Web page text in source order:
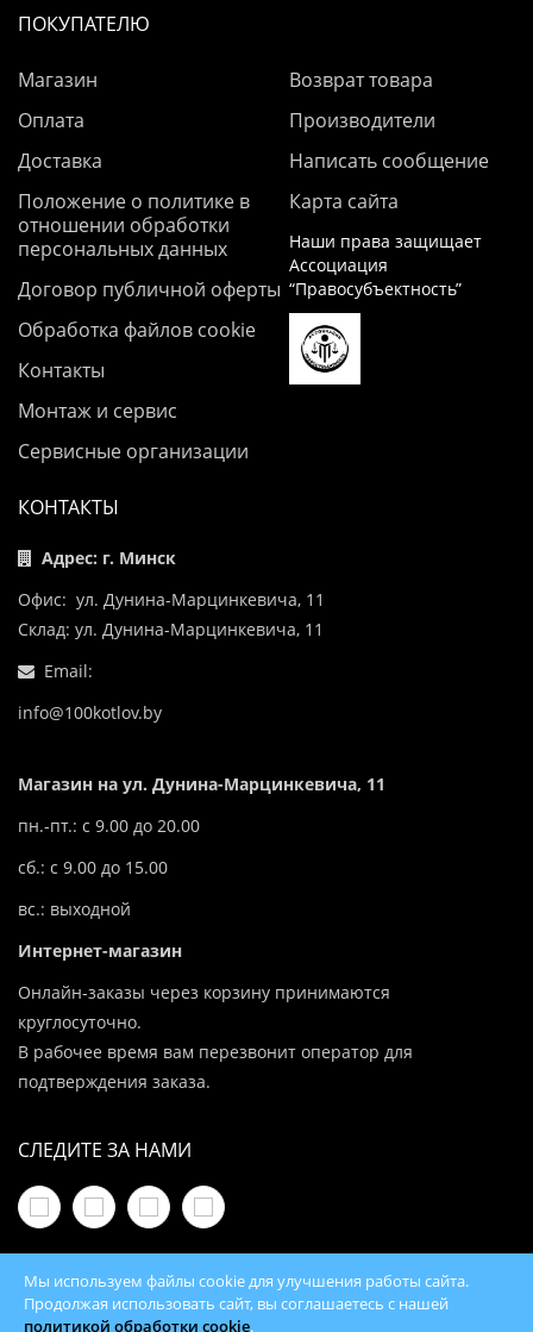
ПОКУПАТЕЛЮ
Магазин
Оплата
Доставка
Положение о политике в
отношении обработки
персональных данных
Договор публичной оферты
Обработка файлов cookie
Контакты
Монтаж и сервис
Сервисные организации
Возврат товара
Производители
Написать сообщение
Карта сайта
Наши права защищает
Ассоциация
“Правосубъектность”
КОНТАКТЫ
Адрес: г. Минск
Офис: ул. Дунина-Марцинкевича, 11
Склад: ул. Дунина-Марцинкевича, 11
Email:
info@100kotlov.by
Магазин на ул. Дунина-Марцинкевича, 11
пн.-пт.: с 9.00 до 20.00
сб.: с 9.00 до 15.00
вс.: выходной
Интернет-магазин
Онлайн-заказы через корзину принимаются
круглосуточно.
В рабочее время вам перезвонит оператор для
подтверждения заказа.
СЛЕДИТЕ ЗА НАМИ
Мы используем файлы cookie для улучшения работы сайта.
Продолжая использовать сайт, вы соглашаетесь с нашей
политикой обработки cookie.